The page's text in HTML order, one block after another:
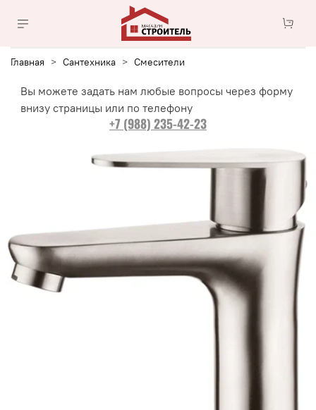
Главная Сантехника Смесители
Вы можете задать нам любые вопросы через форму
внизу страницы или по телефону
+7 (988) 235-42-23